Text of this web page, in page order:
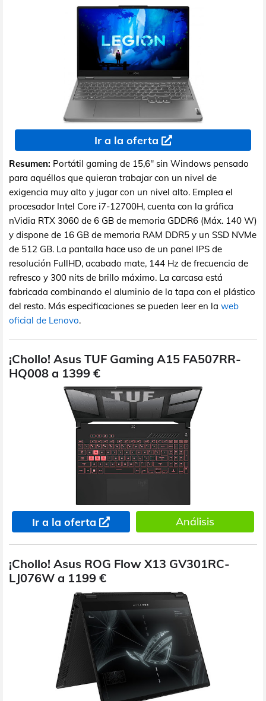
Ir a la oferta
Resumen: Portátil gaming de 15,6" sin Windows pensado
para aquéllos que quieran trabajar con un nivel de
exigencia muy alto y jugar con un nivel alto. Emplea el
procesador Intel Core i7-12700H, cuenta con la gráfica
nVidia RTX 3060 de 6 GB de memoria GDDR6 (Máx. 140 W)
y dispone de 16 GB de memoria RAM DDR5 y un SSD NVMe
de 512 GB. La pantalla hace uso de un panel IPS de
resolución FullHD, acabado mate, 144 Hz de frecuencia de
refresco y 300 nits de brillo máximo. La carcasa está
fabricada combinando el aluminio de la tapa con el plástico
del resto. Más especificaciones se pueden leer en la web
oficial de Lenovo.
¡Chollo! Asus TUF Gaming A15 FA507RR-
HQ008 a 1399 €
Ir a la oferta Análisis
¡Chollo! Asus ROG Flow X13 GV301RC-
LJ076W a 1199 €